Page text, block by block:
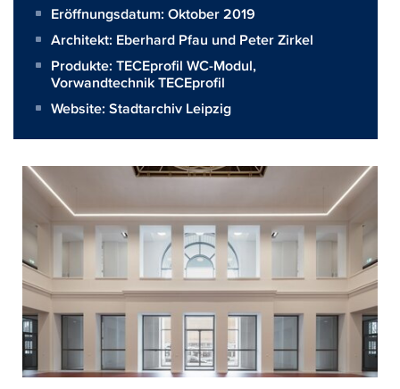
Eröffnungsdatum: Oktober 2019
Architekt: Eberhard Pfau und Peter Zirkel
Produkte: TECEprofil WC-Modul,
Vorwandtechnik TECEprofil
Website: Stadtarchiv Leipzig